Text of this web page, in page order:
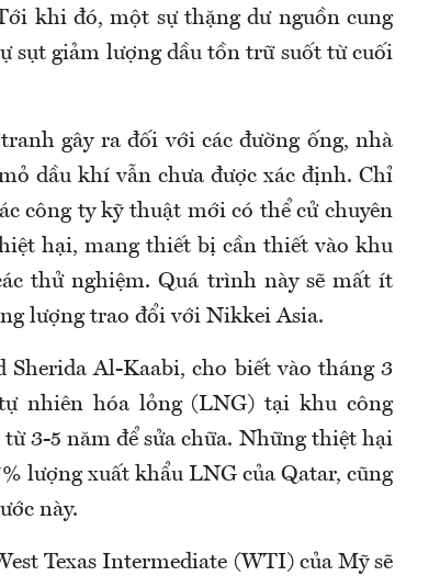
khi đó, một sự thặng dư nguồn cung
sụt giảm lượng dầu tồn trữ suốt từ cuối
gây ra đối với các đường ống, nhà
dầu khí vẫn chưa được xác định. Chỉ
công ty kỹ thuật mới có thể cử chuyên
hại, mang thiết bị cần thiết vào khu
thử nghiệm. Quá trình này sẽ mất ít
lượng trao đổi với Nikkei Asia.
Sherida Al-Kaabi, cho biết vào tháng 3
nhiên hóa lỏng (LNG) tại khu công
3-5 năm để sửa chữa. Những thiệt hại
lượng xuất khẩu LNG của Qatar, cũng
này.
Texas Intermediate (WTI) của Mỹ sẽ